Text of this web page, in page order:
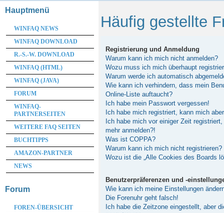
Häufig gestellte
Registrierung und Anmeldung
Warum kann ich mich nicht anmelden?
Wozu muss ich mich überhaupt
Warum werde ich automatisch
Wie kann ich verhindern, dass mein
Online-Liste auftaucht?
Ich habe mein Passwort vergessen!
Ich habe mich registriert, kann mich
Ich habe mich vor einiger Zeit
mehr anmelden?!
Was ist COPPA?
Warum kann ich mich nicht registrieren?
Wozu ist die „Alle Cookies des Boards
Benutzerpräferenzen und -
Wie kann ich meine Einstellungen
Die Forenuhr geht falsch!
Ich habe die Zeitzone eingestellt, aber
Hauptmenü
WINFAQ NEWS
WINFAQ DOWNLOAD
R.-S.-W. DOWNLOAD
WINFAQ (HTML)
WINFAQ (JAVA)
FORUM
WINFAQ-
PARTNERSEITEN
WEITERE FAQ SEITEN
BUCHTIPPS
AMAZON-PARTNER
NEWS
Forum
FOREN-ÜBERSICHT